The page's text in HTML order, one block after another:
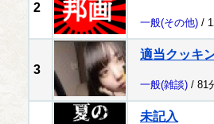
2
一般(その他) /
3
適当クッキ
一般(雑談) / 81
未記入